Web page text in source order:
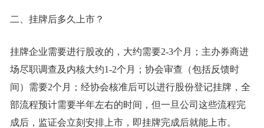
二、挂牌后多久上市？
挂牌企业需要进行股改的，大约需要2-3个月；主办券商进
场尽职调查及内核大约1-2个月；协会审查（包括反馈时
间）需要2个月；经协会核准后可以进行股份登记挂牌，全
部流程预计需要半年左右的时间，但一旦公司这些流程完
成后，监证会立刻安排上市，即挂牌完成后就能上市。